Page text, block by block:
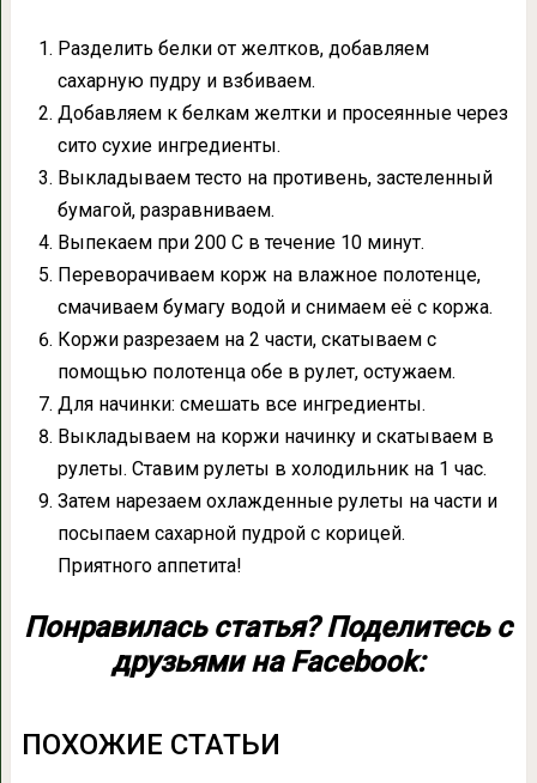
Разделить белки от желтков, добавляем
сахарную пудру и взбиваем.
Добавляем к белкам желтки и просеянные через
сито сухие ингредиенты.
Выкладываем тесто на противень, застеленный
бумагой, разравниваем.
Выпекаем при 200 С в течение 10 минут.
Переворачиваем корж на влажное полотенце,
смачиваем бумагу водой и снимаем её с коржа.
Коржи разрезаем на 2 части, скатываем с
помощью полотенца обе в рулет, остужаем.
Для начинки: смешать все ингредиенты.
Выкладываем на коржи начинку и скатываем в
рулеты. Ставим рулеты в холодильник на 1 час.
Затем нарезаем охлажденные рулеты на части и
посыпаем сахарной пудрой с корицей.
Приятного аппетита!
Понравилась статья? Поделитесь с
друзьями на Facebook:
ПОХОЖИЕ СТАТЬИ